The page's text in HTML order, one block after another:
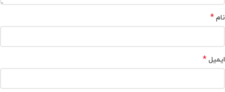
نام *
ایمیل *